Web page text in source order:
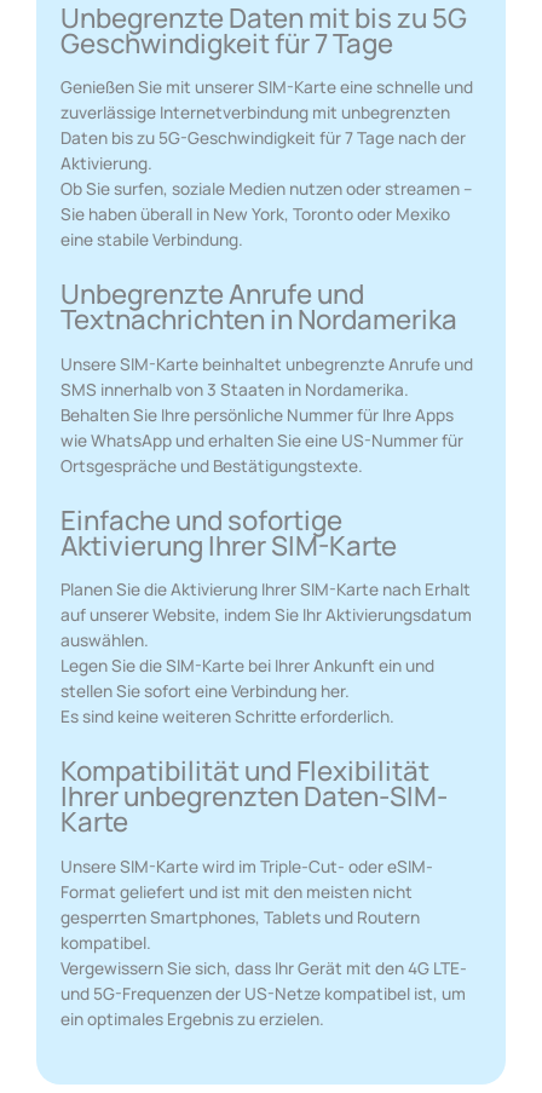
Unbegrenzte Daten mit bis zu 5G
Geschwindigkeit für 7 Tage
Genießen Sie mit unserer SIM-Karte eine schnelle und
zuverlässige Internetverbindung mit unbegrenzten
Daten bis zu 5G-Geschwindigkeit für 7 Tage nach der
Aktivierung.
Ob Sie surfen, soziale Medien nutzen oder streamen –
Sie haben überall in New York, Toronto oder Mexiko
eine stabile Verbindung.
Unbegrenzte Anrufe und
Textnachrichten in Nordamerika
Unsere SIM-Karte beinhaltet unbegrenzte Anrufe und
SMS innerhalb von 3 Staaten in Nordamerika.
Behalten Sie Ihre persönliche Nummer für Ihre Apps
wie WhatsApp und erhalten Sie eine US-Nummer für
Ortsgespräche und Bestätigungstexte.
Einfache und sofortige
Aktivierung Ihrer SIM-Karte
Planen Sie die Aktivierung Ihrer SIM-Karte nach Erhalt
auf unserer Website, indem Sie Ihr Aktivierungsdatum
auswählen.
Legen Sie die SIM-Karte bei Ihrer Ankunft ein und
stellen Sie sofort eine Verbindung her.
Es sind keine weiteren Schritte erforderlich.
Kompatibilität und Flexibilität
Ihrer unbegrenzten Daten-SIM-
Karte
Unsere SIM-Karte wird im Triple-Cut- oder eSIM-
Format geliefert und ist mit den meisten nicht
gesperrten Smartphones, Tablets und Routern
kompatibel.
Vergewissern Sie sich, dass Ihr Gerät mit den 4G LTE-
und 5G-Frequenzen der US-Netze kompatibel ist, um
ein optimales Ergebnis zu erzielen.